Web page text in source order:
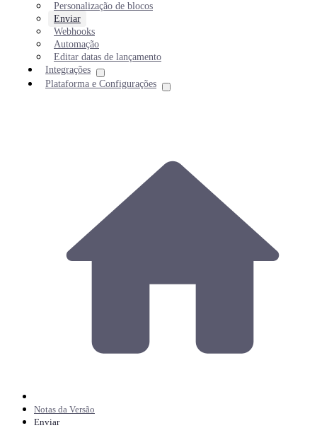
Personalização de blocos
Enviar
Webhooks
Automação
Editar datas de lançamento
Integrações
Plataforma e Configurações
Notas da Versão
Enviar